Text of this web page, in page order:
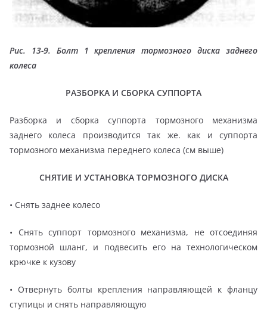
Рис. 13-9. Болт 1 крепления тормозного диска заднего
колеса
РАЗБОРКА И СБОРКА СУППОРТА
Разборка и сборка суппорта тормозного механизма
заднего колеса производится так же. как и суппорта
тормозного механизма переднего колеса (см выше)
СНЯТИЕ И УСТАНОВКА ТОРМОЗНОГО ДИСКА
• Снять заднее колесо
• Снять суппорт тормозного механизма, не отсоединяя
тормозной шланг, и подвесить его на технологическом
крючке к кузову
• Отвернуть болты крепления направляющей к фланцу
ступицы и снять направляющую